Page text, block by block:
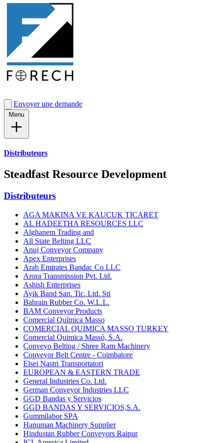
Envoyer une demande
Distributeurs
Steadfast Resource Development
Distributeurs
AGA MAKINA VE KAUCUK TICARET
AL HADEETHA RESOURCES LLC
Alghanem Trading and
All State Belting LLC
Anuj Conveyor Company
Apex Enterprises
Arab Emirates Bandac Co LLC
Arora Transmission Pvt. Ltd.
Ashish Enterprises
Ayik Band San. Tic. Ltd. Sti
Bahrain Rubber Co. W.L.L.
BAM Conveyor Products
Comercial Química Masso
COMERCIAL QUIMICA MASSO TURKEY
Comercial Quimica Massó, S.A.
Conveyo Belting / Shree Ram Machinery
Conveyor Belt Centre - Coimbatore
Elsei Nastri Transportatori
EUROPEAN & EASTERN TRADE
General Industries Co. Ltd.
German Conveyor Industries LLC
GGD Bandas y Servicios
GGD BANDAS Y SERVICIOS,S.A.
Gummilabor SPA
Hanuman Machinery Supplier
Hindustan Rubber Conveyors Raipur